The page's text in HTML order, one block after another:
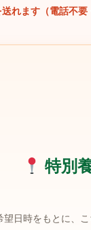
れます（電話不要
特別
望日時をもとに、